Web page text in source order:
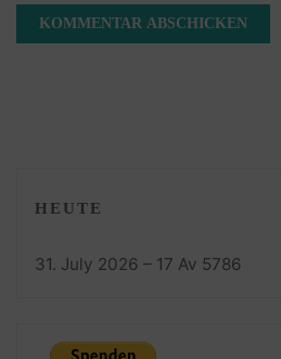
HEUTE
31. July 2026 – 17 Av 5786